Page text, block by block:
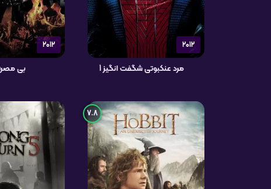
2012
مرد عنکبوتی شگفت انگیز 1
2012
بی
7.8